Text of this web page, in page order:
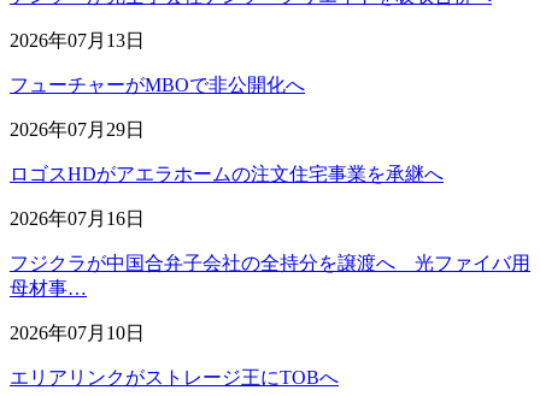
2026年07月13日
フューチャーがMBOで非公開化へ
2026年07月29日
ロゴスHDがアエラホームの注文住宅事業を承継へ
2026年07月16日
フジクラが中国合弁子会社の全持分を譲渡へ 光ファイバ用
母材事…
2026年07月10日
エリアリンクがストレージ王にTOBへ